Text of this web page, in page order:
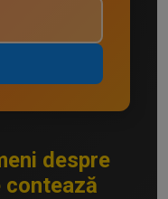
despre